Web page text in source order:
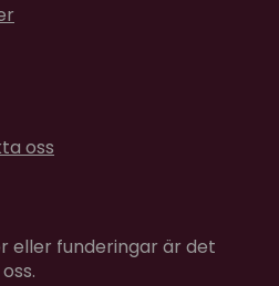
oss
eller funderingar är det